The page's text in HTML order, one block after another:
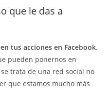
que le das a
tus acciones en Facebook.
pueden ponernos en
trata de una red social no
que estamos mucho más